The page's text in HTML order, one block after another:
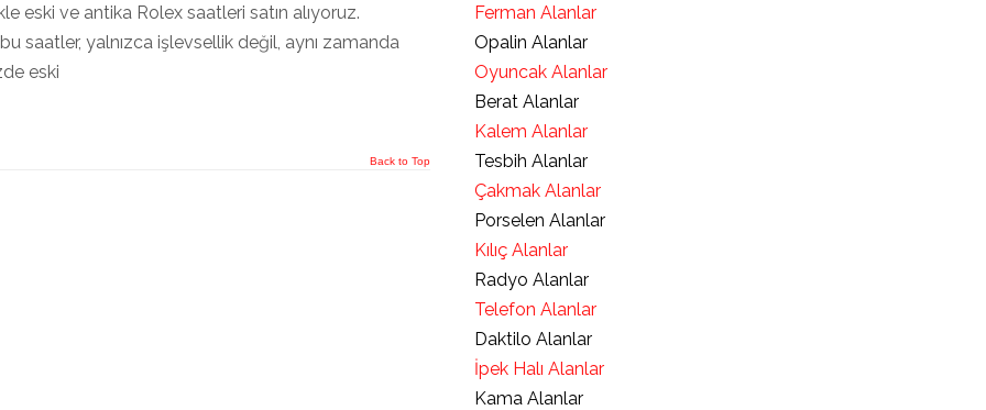
eski ve antika Rolex saatleri satın alıyoruz.
saatler, yalnızca işlevsellik değil, aynı zamanda
eski
Back to Top
Ferman Alanlar
Opalin Alanlar
Oyuncak Alanlar
Berat Alanlar
Kalem Alanlar
Tesbih Alanlar
Çakmak Alanlar
Porselen Alanlar
Kılıç Alanlar
Radyo Alanlar
Telefon Alanlar
Daktilo Alanlar
İpek Halı Alanlar
Kama Alanlar